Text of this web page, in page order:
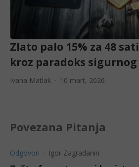
Zlato palo 15% za 48
kroz paradoks
Ivana Matlak 10 mart, 2026
Povezana Pitanja
Odgovori Igor Zagradanin